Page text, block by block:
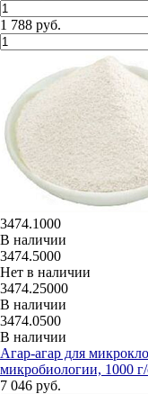
1 788 руб.
3474.1000
В наличии
3474.5000
Нет в наличии
3474.25000
В наличии
3474.0500
В наличии
Агар-агар для
микробиологии, 1000 г/
7 046 руб.